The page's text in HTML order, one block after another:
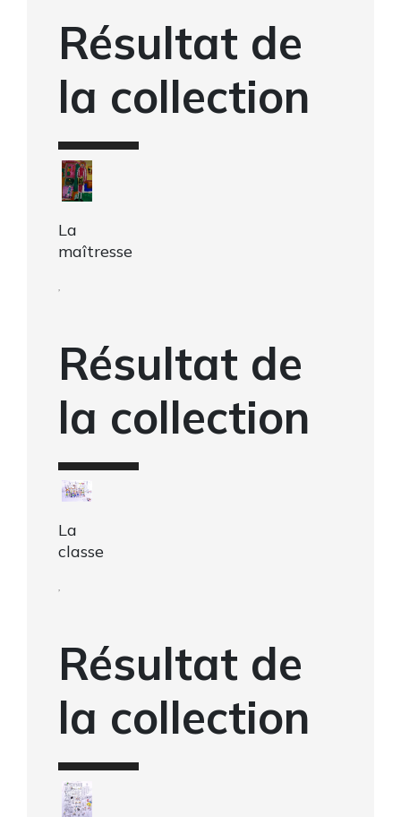
Résultat de
la collection
La
maîtresse
,
Résultat de
la collection
La
classe
,
Résultat de
la collection